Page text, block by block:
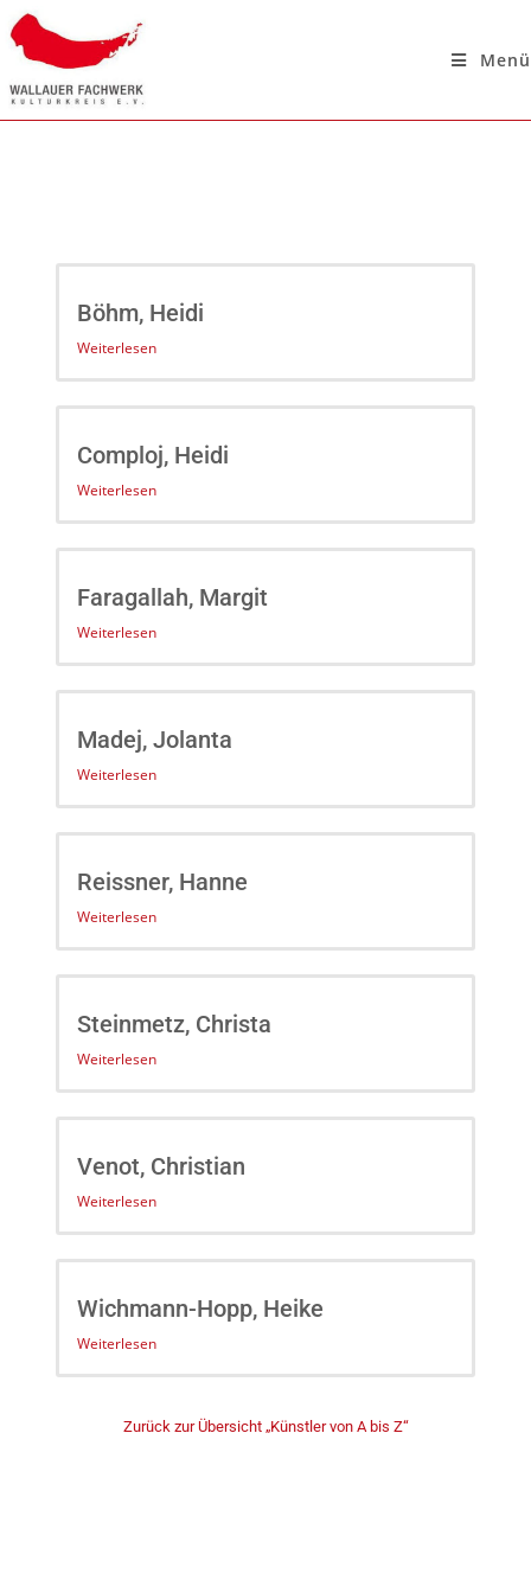
Menü
Böhm, Heidi
Weiterlesen
Comploj, Heidi
Weiterlesen
Faragallah, Margit
Weiterlesen
Madej, Jolanta
Weiterlesen
Reissner, Hanne
Weiterlesen
Steinmetz, Christa
Weiterlesen
Venot, Christian
Weiterlesen
Wichmann-Hopp, Heike
Weiterlesen
Zurück zur Übersicht „Künstler von A bis Z“